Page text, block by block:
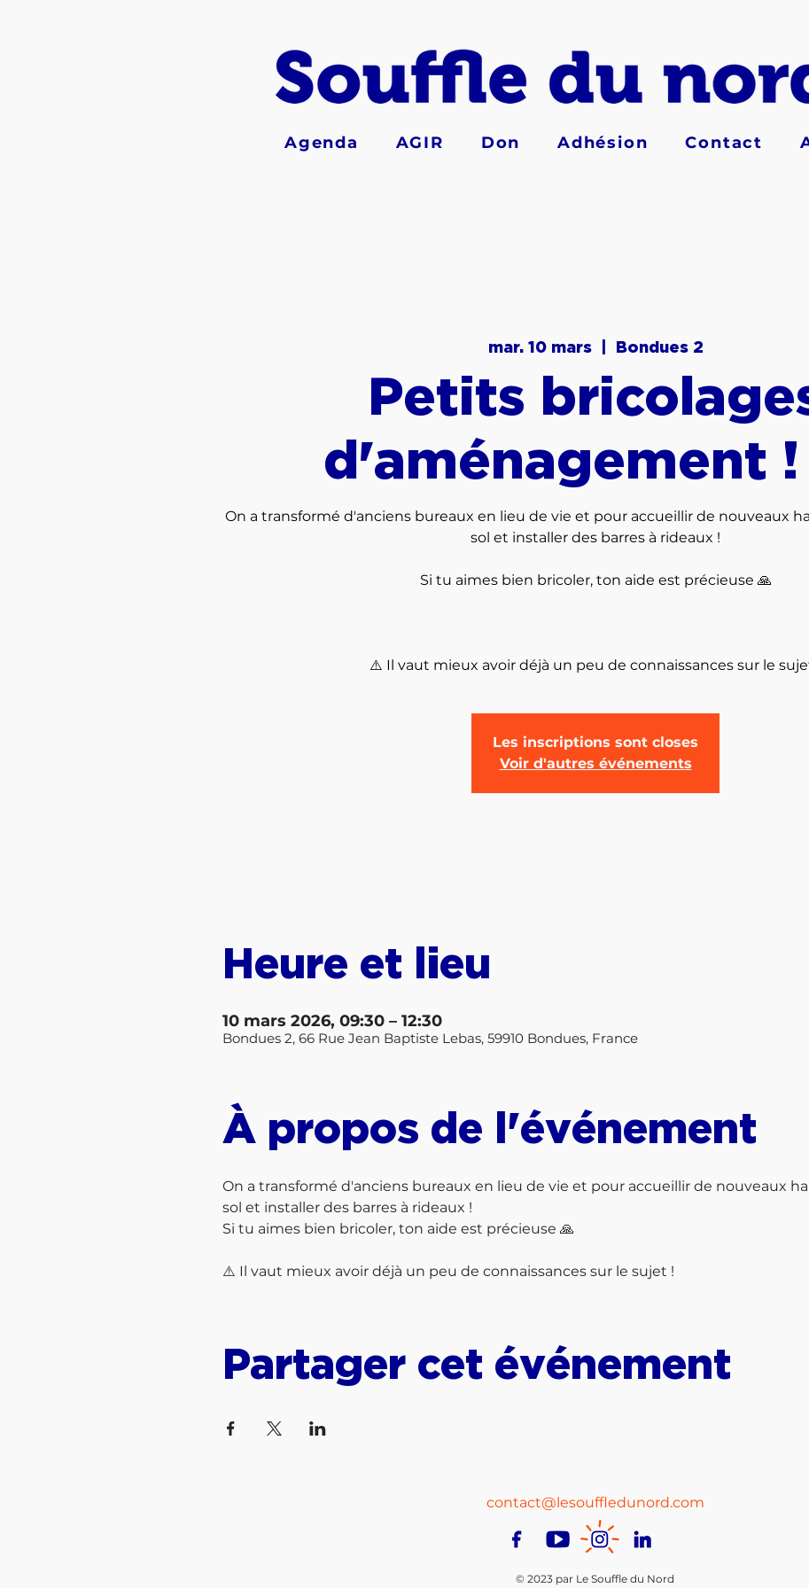
Agenda AGIR Don Adhésion Contact
mar. 10 mars
  |
Bondues 2
Petits
d'aménagement !
On a transformé d'anciens bureaux en lieu de vie et pour accueillir de nouveaux
sol et installer des barres à rideaux !
Si tu aimes bien bricoler, ton aide est précieuse 🙏
⚠️ Il vaut mieux avoir déjà un peu de connaissances sur le
Les inscriptions sont closes
Voir d'autres événements
Heure et lieu
10 mars 2026, 09:30 – 12:30
Bondues 2, 66 Rue Jean Baptiste Lebas, 59910 Bondues, France
À propos de l'événement
On a transformé d'anciens bureaux en lieu de vie et pour accueillir de nouveaux
sol et installer des barres à rideaux !
Si tu aimes bien bricoler, ton aide est précieuse 🙏
⚠️ Il vaut mieux avoir déjà un peu de connaissances sur le sujet !
Partager cet événement
contact@lesouffledunord.com
© 2023 par Le Souffle du Nord